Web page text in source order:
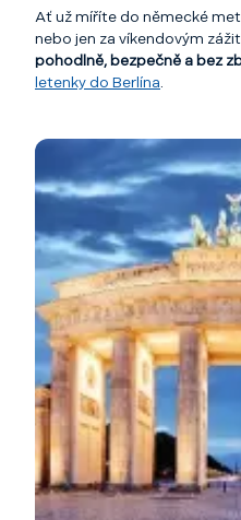
Ať už míříte do německé
nebo jen za víkendovým
pohodlně, bezpečně a bez
letenky do Berlína.